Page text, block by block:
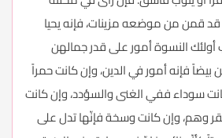
قمن من موضعه مزينات، فإنه يحيا
أولئك النسوة أمور على قدر جمالهن
بيضاً فإنه أمور في الدين، وإن كانت حمراً
سوداء ففي الغنى والسؤدد، وإن كانت
وهم، وإن كانت وسخة فإنّها تدل على